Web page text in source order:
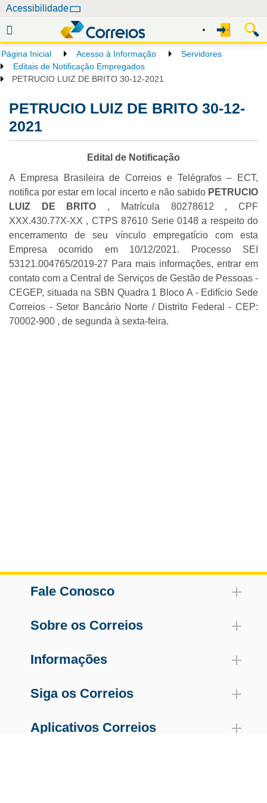
e
g
a
Acessibilidade
Página Inicial Acesso à Informação
Servidores
Editais de Notificação Empregados
PETRUCIO LUIZ DE BRITO 30-12-2021
PETRUCIO LUIZ DE BRITO 30-12-
2021
Edital de Notificação
A Empresa Brasileira de Correios e Telégrafos – ECT,
notifica por estar em local incerto e não sabido PETRUCIO
LUIZ DE BRITO , Matrícula 80278612 , CPF
XXX.430.77X-XX , CTPS 87610 Serie 0148 a respeito do
encerramento de seu vínculo empregatício com esta
Empresa ocorrido em 10/12/2021. Processo SEI
53121.004765/2019-27 Para mais informações, entrar em
contato com a Central de Serviços de Gestão de Pessoas -
CEGEP, situada na SBN Quadra 1 Bloco A - Edifício Sede
Correios - Setor Bancário Norte / Distrito Federal - CEP:
70002-900 , de segunda à sexta-feira.
Fale Conosco
Sobre os Correios
Informações
Siga os Correios
Aplicativos Correios